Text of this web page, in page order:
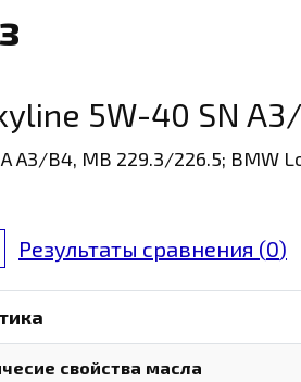
5W-40 SN
A3/B4, MB 229.3/226.5;
Результаты сравнения (0)
свойства масла